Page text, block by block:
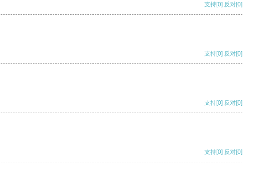
支持[0] 反对[0]
支持[0] 反对[0]
支持[0] 反对[0]
支持[0] 反对[0]